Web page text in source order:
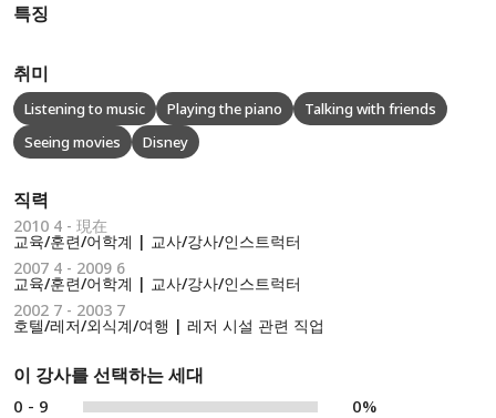
특징
취미
Listening to music Playing the piano
Talking with friends
Seeing movies
Disney
직력
2010 4 - 現在
교육/훈련/어학계 | 교사/강사/인스트럭터
2007 4 - 2009 6
교육/훈련/어학계 | 교사/강사/인스트럭터
2002 7 - 2003 7
호텔/레저/외식계/여행 | 레저 시설 관련 직업
이 강사를 선택하는 세대
0 - 9
0%